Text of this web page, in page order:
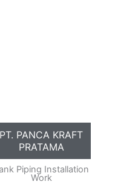
PT. PANCA KRAFT
PRATAMA
Piping Installation
Work